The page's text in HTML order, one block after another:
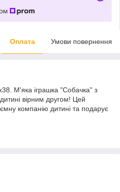
Оплата Умови повернення
М'яка іграшка "Собачка" з
вірним другом! Цей
компанію дитині та подарує